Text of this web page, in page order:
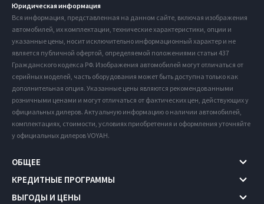
Юридическая информация
Вся информация, представленная на данном сайте, включая изображения
автомобилей, их комплектации, технические характеристики, опции и
указанные цены, носит исключительно информационный характер и не
является публичной офертой, определяемой положениями статьи 437
Гражданского кодекса РФ. Изображения автомобилей могут отличаться от
серийных моделей, часть оборудования может быть доступна только как
дополнительная опция. Указанные цены являются рекомендованными
розничными ценами и могут отличаться от фактических цен, действующих у
официальных дилеров. Актуальную информацию о наличии автомобилей,
комплектациях, стоимости, условиях приобретения и оформления уточняйте
у официальных дилеров VOYAH.
ОБЩЕЕ
КРЕДИТНЫЕ ПРОГРАММЫ
ВЫГОДЫ И ЦЕНЫ